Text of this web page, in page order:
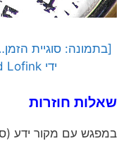
[בתמונה: סוגיית
ידי David Lofink לאתר flickr]
שאלות חוזרות
במפגש עם מקור ידע